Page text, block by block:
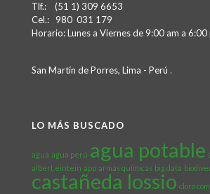
Tlf.: (51 1) 309 6653
Cel.: 980 031 179
Horario: Lunes a Viernes de 9:00 am a 6:00
San Martín de Porres, Lima - Perú .
LO MÁS BUSCADO
agua agua perú agua potable
albert eintein app armas químicas big data
castañeda lossio cloro